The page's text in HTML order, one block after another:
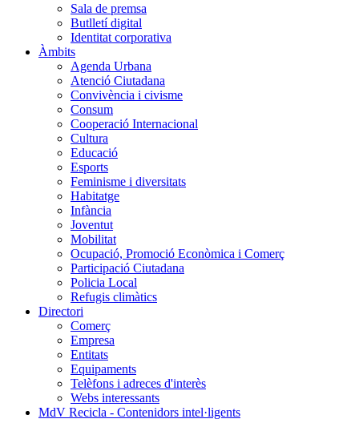
Sala de premsa
Butlletí digital
Identitat corporativa
Àmbits
Agenda Urbana
Atenció Ciutadana
Convivència i civisme
Consum
Cooperació Internacional
Cultura
Educació
Esports
Feminisme i diversitats
Habitatge
Infància
Joventut
Mobilitat
Ocupació, Promoció Econòmica i Comerç
Participació Ciutadana
Policia Local
Refugis climàtics
Directori
Comerç
Empresa
Entitats
Equipaments
Telèfons i adreces d'interès
Webs interessants
MdV Recicla - Contenidors intel·ligents